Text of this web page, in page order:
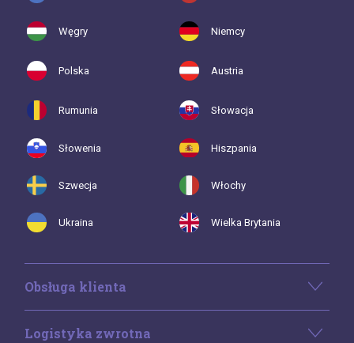
Węgry Niemcy
Polska Austria
Rumunia Słowacja
Słowenia Hiszpania
Szwecja Włochy
Ukraina Wielka Brytania
Obsługa klienta
Logistyka zwrotna